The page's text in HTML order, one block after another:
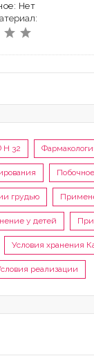
Нет
H 32
грудью
у детей
Условия хранения
реализации